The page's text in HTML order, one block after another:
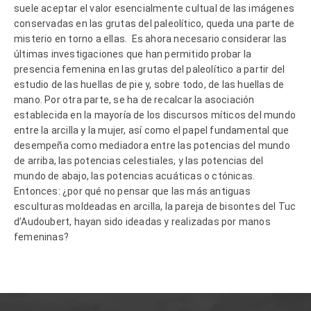
suele aceptar el valor esencialmente cultual de las imágenes
conservadas en las grutas del paleolítico, queda una parte de
misterio en torno a ellas. Es ahora necesario considerar las
últimas investigaciones que han permitido probar la
presencia femenina en las grutas del paleolítico a partir del
estudio de las huellas de pie y, sobre todo, de las huellas de
mano. Por otra parte, se ha de recalcar la asociación
establecida en la mayoría de los discursos míticos del mundo
entre la arcilla y la mujer, así como el papel fundamental que
desempeña como mediadora entre las potencias del mundo
de arriba, las potencias celestiales, y las potencias del
mundo de abajo, las potencias acuáticas o ctónicas.
Entonces: ¿por qué no pensar que las más antiguas
esculturas moldeadas en arcilla, la pareja de bisontes del Tuc
d’Audoubert, hayan sido ideadas y realizadas por manos
femeninas?